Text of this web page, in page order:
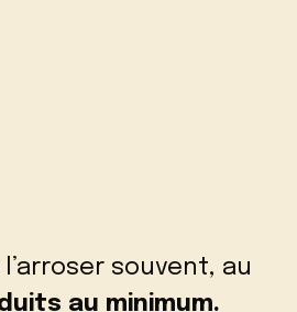
souvent, au
au minimum.